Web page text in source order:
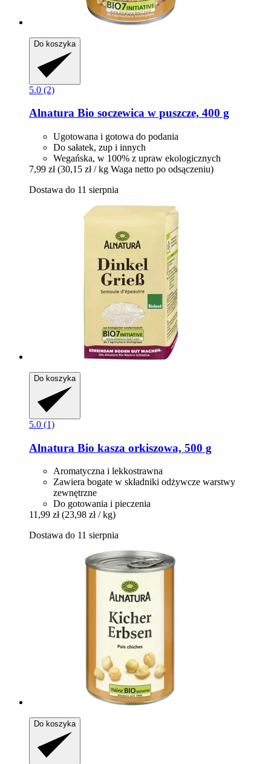
Do koszyka
5.0 (2)
Alnatura Bio soczewica w puszcze, 400 g
Ugotowana i gotowa do podania
Do sałatek, zup i innych
Wegańska, w 100% z upraw ekologicznych
7,99 zł (30,15 zł / kg Waga netto po odsączeniu)
Dostawa do 11 sierpnia
Do koszyka
5.0 (1)
Alnatura Bio kasza orkiszowa, 500 g
Aromatyczna i lekkostrawna
Zawiera bogate w składniki odżywcze warstwy
zewnętrzne
Do gotowania i pieczenia
11,99 zł (23,98 zł / kg)
Dostawa do 11 sierpnia
Do koszyka